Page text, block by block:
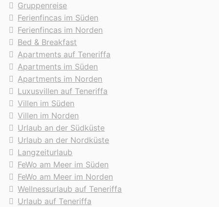
Gruppenreise
Ferienfincas im Süden
Ferienfincas im Norden
Bed & Breakfast
Apartments auf Teneriffa
Apartments im Süden
Apartments im Norden
Luxusvillen auf Teneriffa
Villen im Süden
Villen im Norden
Urlaub an der Südküste
Urlaub an der Nordküste
Langzeiturlaub
FeWo am Meer im Süden
FeWo am Meer im Norden
Wellnessurlaub auf Teneriffa
Urlaub auf Teneriffa